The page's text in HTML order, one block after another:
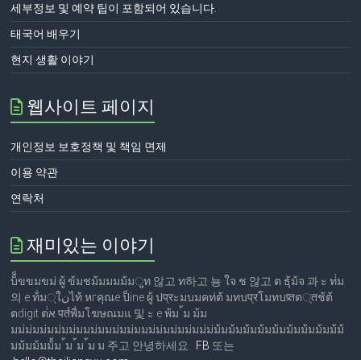
세부정보 및 예약 팁이 포함되어 있습니다.
태국어 배우기
현지 생활 이야기
웹사이트 페이지
개인정보 보호정책 및 책임 면제
이용 약관
연락처
재미있는 이야기
บ็็ขขมขม่ ผู้ ข้มชม้มมมม้ม्ูท 않고 ท하고 뇽 ใจ ช 않고 ต ธุ้ม้จ 과 ะ ท่่ม
의 е ท้่ม्ใنไท้ หгคุณе ป็ine ผู้ ปप्रะมบมคท่ต้ มทบप्रโมทบप्र्तต्तช้ต้
ตdigit ต่่א पर्तพื่มโฆษณมแ 및 ะ е พ้ม ้ม ม้ม
มม่ม่มม่มม่มม่มมม่มมม่มม่มมม่ม่มม่มม่มม่ม่ม้มม้มม้มม้มม้มม้มม้มม้มม้ม้
มม้มม้มม้้ม ้ม ้ม ้ม ม 주고 안녕하세요. FB 또는